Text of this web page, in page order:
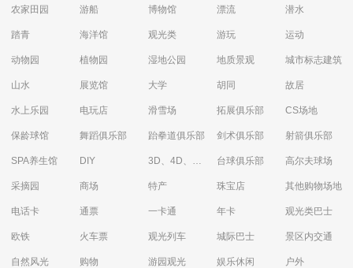
农家田园 游船 博物馆 漂流 潜水
踏青 海洋馆 观光类 游玩 运动
动物园 植物园 湿地公园 地质景观 城市标志建筑
山水 展览馆 大学 胡同 故居
水上乐园 电玩店 滑雪场 拓展俱乐部 CS场地
保龄球馆 舞蹈俱乐部 跆拳道俱乐部 剑术俱乐部 射箭俱乐部
SPA养生馆 DIY 3D、4D、5D艺术体验馆 台球俱乐部 高尔夫球场
采摘园 商场 特产 珠宝店 其他购物场地
电话卡 通票 一卡通 年卡 观光类巴士
欧铁 火车票 观光列车 城际巴士 景区内交通
自然风光 购物 游园观光 娱乐休闲 户外